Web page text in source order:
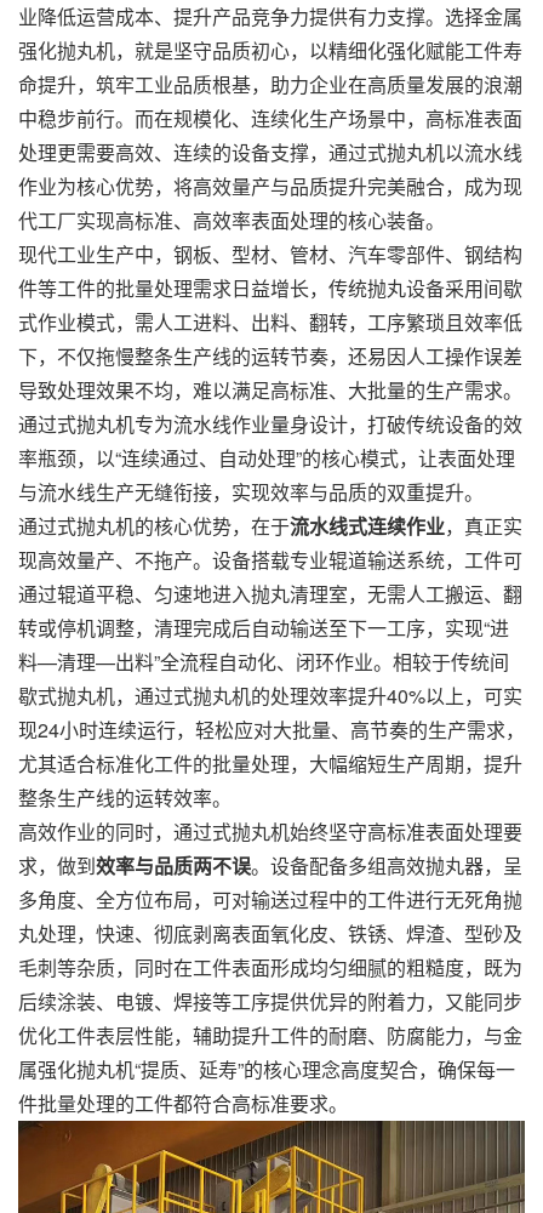
业降低运营成本、提升产品竞争力提供有力支撑。选择金属
强化抛丸机，就是坚守品质初心，以精细化强化赋能工件寿
命提升，筑牢工业品质根基，助力企业在高质量发展的浪潮
中稳步前行。而在规模化、连续化生产场景中，高标准表面
处理更需要高效、连续的设备支撑，通过式抛丸机以流水线
作业为核心优势，将高效量产与品质提升完美融合，成为现
代工厂实现高标准、高效率表面处理的核心装备。
现代工业生产中，钢板、型材、管材、汽车零部件、钢结构
件等工件的批量处理需求日益增长，传统抛丸设备采用间歇
式作业模式，需人工进料、出料、翻转，工序繁琐且效率低
下，不仅拖慢整条生产线的运转节奏，还易因人工操作误差
导致处理效果不均，难以满足高标准、大批量的生产需求。
通过式抛丸机专为流水线作业量身设计，打破传统设备的效
率瓶颈，以“连续通过、自动处理”的核心模式，让表面处理
与流水线生产无缝衔接，实现效率与品质的双重提升。
通过式抛丸机的核心优势，在于流水线式连续作业，真正实
现高效量产、不拖产。设备搭载专业辊道输送系统，工件可
通过辊道平稳、匀速地进入抛丸清理室，无需人工搬运、翻
转或停机调整，清理完成后自动输送至下一工序，实现“进
料—清理—出料”全流程自动化、闭环作业。相较于传统间
歇式抛丸机，通过式抛丸机的处理效率提升40%以上，可实
现24小时连续运行，轻松应对大批量、高节奏的生产需求，
尤其适合标准化工件的批量处理，大幅缩短生产周期，提升
整条生产线的运转效率。
高效作业的同时，通过式抛丸机始终坚守高标准表面处理要
求，做到效率与品质两不误。设备配备多组高效抛丸器，呈
多角度、全方位布局，可对输送过程中的工件进行无死角抛
丸处理，快速、彻底剥离表面氧化皮、铁锈、焊渣、型砂及
毛刺等杂质，同时在工件表面形成均匀细腻的粗糙度，既为
后续涂装、电镀、焊接等工序提供优异的附着力，又能同步
优化工件表层性能，辅助提升工件的耐磨、防腐能力，与金
属强化抛丸机“提质、延寿”的核心理念高度契合，确保每一
件批量处理的工件都符合高标准要求。